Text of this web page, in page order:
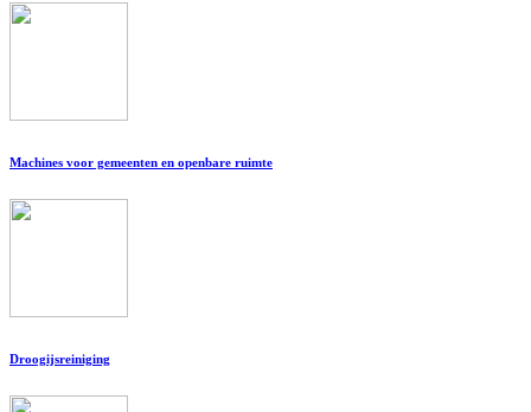
Machines voor gemeenten en openbare ruimte
Droogijsreiniging